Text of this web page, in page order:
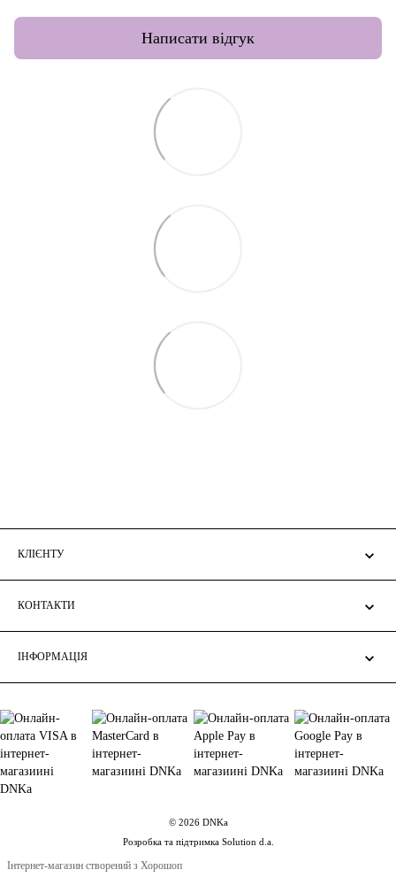
Написати відгук
КЛІЄНТУ
КОНТАКТИ
ІНФОРМАЦІЯ
© 2026 DNKa
Розробка та підтримка Solution d.a.
Інтернет-магазин створений з Хорошоп